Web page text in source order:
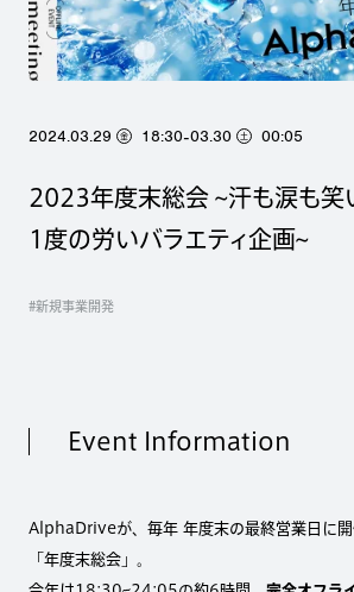
2024.03.29 金 18:30-03.30 土 00:05
2023年度末総会 ~汗も涙も笑
1度の労いバラエティ企画~
#新規事業開発
Event Information
AlphaDriveが、毎年 年度末の最終営業日に開
「年度末総会」。